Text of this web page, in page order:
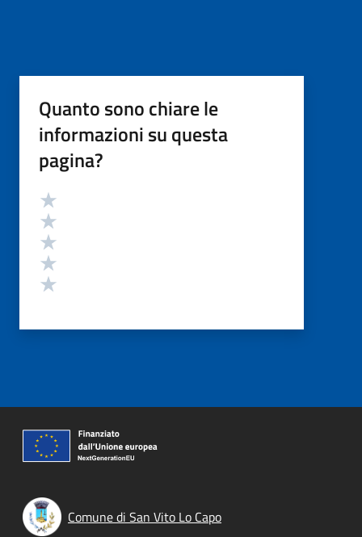
Quanto sono chiare le
informazioni su questa
pagina?
Valutazione
Comune di San Vito Lo Capo